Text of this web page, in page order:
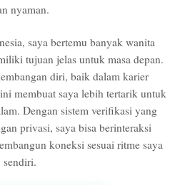
nyaman.
saya bertemu banyak wanita
tujuan jelas untuk masa depan.
diri, baik dalam karier
membuat saya lebih tertarik untuk
Dengan sistem verifikasi yang
privasi, saya bisa berinteraksi
koneksi sesuai ritme saya
sendiri.